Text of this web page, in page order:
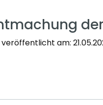
am: